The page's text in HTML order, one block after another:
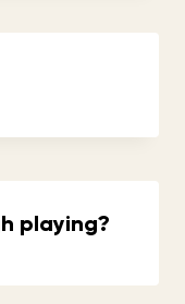
playing?